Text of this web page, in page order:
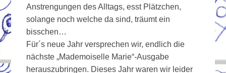
Anstrengungen des Alltags, esst Plätzchen,
solange noch welche da sind, träumt ein
bisschen…
Für´s neue Jahr versprechen wir, endlich die
nächste „Mademoiselle Marie“-Ausgabe
herauszubringen. Dieses Jahr waren wir leider